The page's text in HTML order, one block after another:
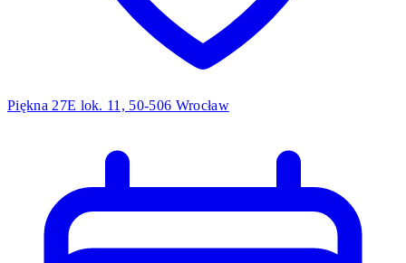
Piękna 27E lok. 11, 50-506 Wrocław